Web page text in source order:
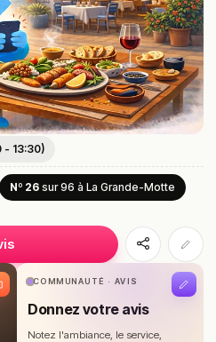
- 13:30)
Nº 26 sur 96 à La Grande-Motte
COMMUNAUTÉ · AVIS
Donnez votre avis
Notez l'ambiance, le service,